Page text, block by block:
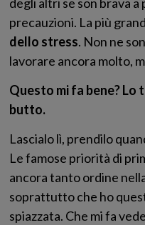
precauzioni. La più
dello stress. Non ne
lavorare ancora molto,
Questo mi fa bene? Lo
butto.
Lascialo lì, prendilo
Le famose priorità di
ancora tanto ordine
soprattutto che ho
spiazzata. Che mi fa